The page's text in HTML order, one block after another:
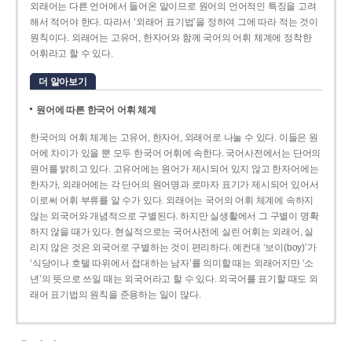
외래어는 다른 언어에서 들어온 말이므로 원어의 언어적인 특징을 고려
해서 적어야 한다. 따라서 ‘외래어 표기법’을 정하여 그에 따라 적는 것이
원칙이다. 외래어는 고유어, 한자어와 함께 국어의 어휘 체계에 정착한
어휘라고 할 수 있다.
더 알아보기
원어에 따른 한국어 어휘 체계
한국어의 어휘 체계는 고유어, 한자어, 외래어로 나눌 수 있다. 이들은 원
어에 차이가 있을 뿐 모두 한국어 어휘에 속한다. 국어사전에서는 단어의
원어를 밝히고 있다. 고유어에는 원어가 제시되어 있지 않고 한자어에는
한자가, 외래어에는 각 단어의 원어명과 로마자 표기가 제시되어 있어서
이로써 어휘 부류를 알 수가 있다. 외래어는 국어의 어휘 체계에 속하지
않는 외국어와 개념적으로 구별된다. 하지만 실생활에서 그 구별이 명확
하지 않을 때가 있다. 현실적으로는 국어사전에 실린 어휘는 외래어, 실
리지 않은 것은 외국어로 구별하는 것이 편리하다. 예컨대 ‘보이(boy)’가
‘식당이나 호텔 따위에서 접대하는 남자’를 의미할 때는 외래어지만 ‘소
년’의 뜻으로 쓰일 때는 외국어라고 할 수 있다. 외국어를 표기할 때도 외
래어 표기법의 원칙을 준용하는 일이 많다.